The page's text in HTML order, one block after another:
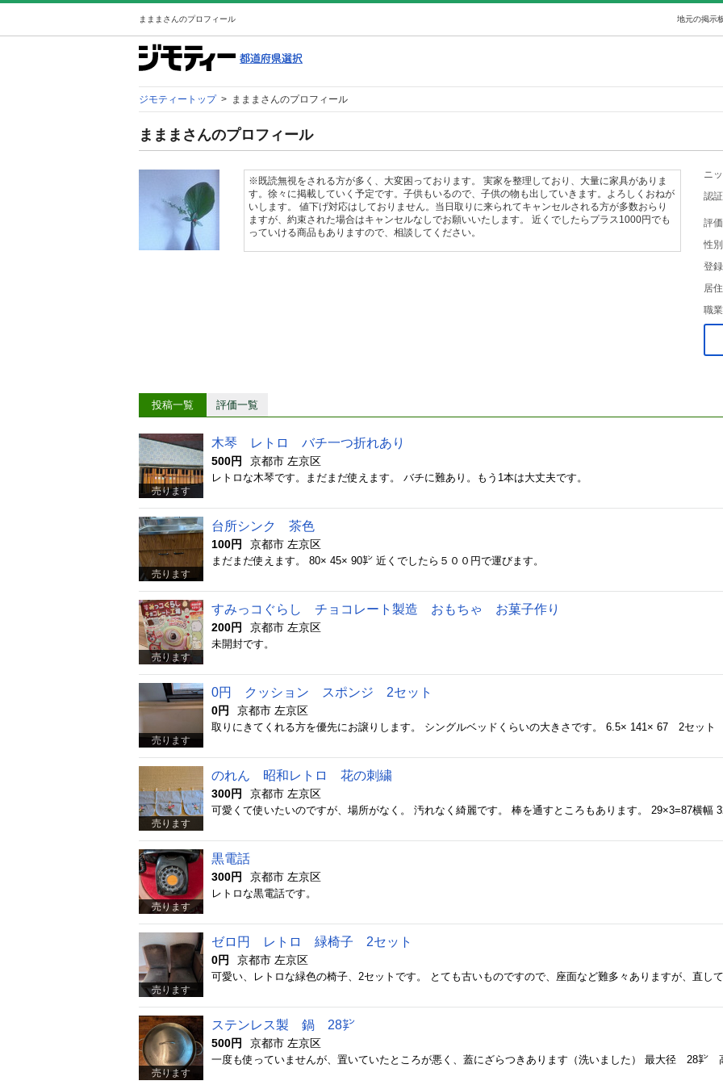
まままさんのプロフィール 地元の掲示
ジモティートップ > まままさんのプロフィール
まままさんのプロフィール
※既読無視をされる方が多く、大変困っております。 実家を整理しており、大量に家具がありま
す。徐々に掲載していく予定です。子供もいるので、子供の物も出していきます。よろしくおねが
いします。 値下げ対応はしておりません。当日取りに来られてキャンセルされる方が多数おらり
ますが、約束された場合はキャンセルなしでお願いいたします。 近くでしたらプラス1000円でも
っていける商品もありますので、相談してください。
ニ
認証
評価
性別
登
居
職業
投稿一覧 評価一覧
売ります
木琴 レトロ バチ一つ折れあり
500円 京都市 左京区
レトロな木琴です。まだまだ使えます。 バチに難あり。もう1本は大丈夫です。
売ります
台所シンク 茶色
100円 京都市 左京区
まだまだ使えます。 80× 45× 90㌢ 近くでしたら５００円で運びます。
売ります
すみっコぐらし チョコレート製造 おもちゃ お菓子作り
200円 京都市 左京区
未開封です。
売ります
0円 クッション スポンジ 2セット
0円 京都市 左京区
取りにきてくれる方を優先にお譲りします。 シングルベッドくらいの大きさです。 6.5× 141× 67 2セット
売ります
のれん 昭和レトロ 花の刺繍
300円 京都市 左京区
可愛くて使いたいのですが、場所がなく。 汚れなく綺麗です。 棒を通すところもあります。 29×3=87横幅
売ります
黒電話
300円 京都市 左京区
レトロな黒電話です。
売ります
ゼロ円 レトロ 緑椅子 2セット
0円 京都市 左京区
売ります
ステンレス製 鍋 28㌢
500円 京都市 左京区
一度も使っていませんが、置いていたところが悪く、蓋にざらつきあります（洗いました） 最大径 28㌢